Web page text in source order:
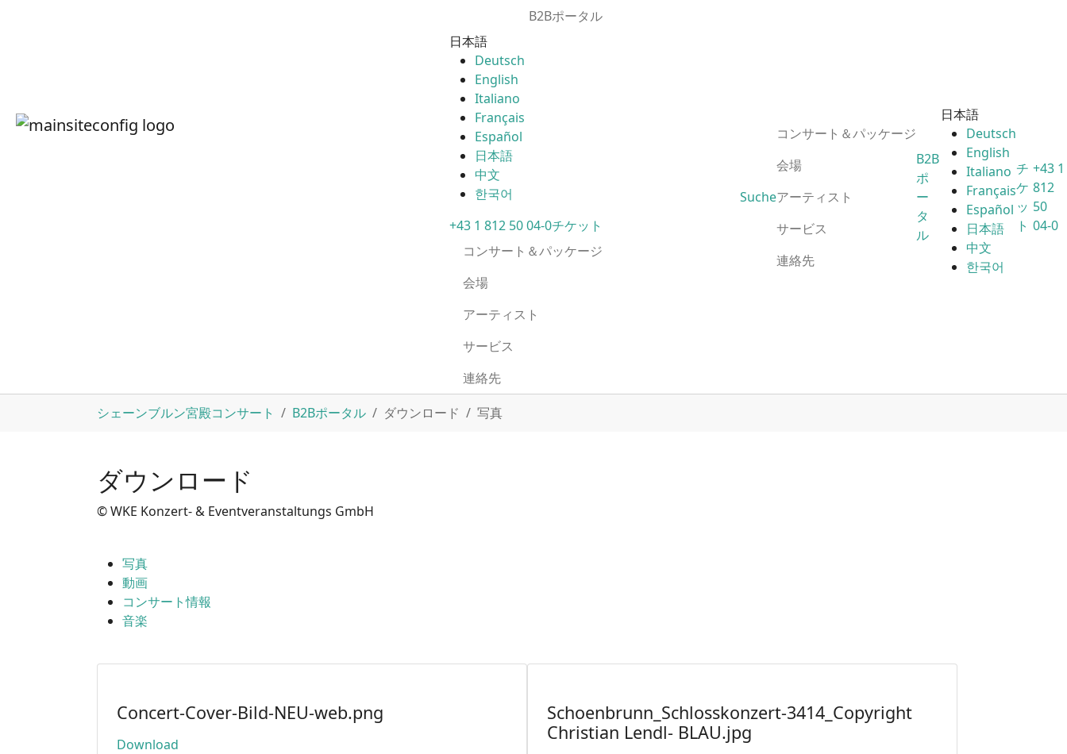
B2Bポータル
日本語
Deutsch
English
Italiano
Français
Español
日本語
中文
한국어
+43 1 812 50 04-0チケット
コンサート＆パッケージ
会場
アーティスト
サービス
連絡先
Suche
コンサート＆パッケージ
会場
アーティスト
サービス
連絡先
B2B
ポ
ー
タ
ル
日本語
Deutsch
English
Italiano
Français
Español
日本語
中文
한국어
チ
ケ
ッ
ト
+43 1
812
50
04-0
You are here:
シェーンブルン宮殿コンサート B2Bポータル ダウンロード 写真
ダウンロード
© WKE Konzert- & Eventveranstaltungs GmbH
写真
動画
コンサート情報
音楽
Concert-Cover-Bild-NEU-web.png
Download
Schoenbrunn_Schlosskonzert-3414_Copyright
Christian Lendl- BLAU.jpg